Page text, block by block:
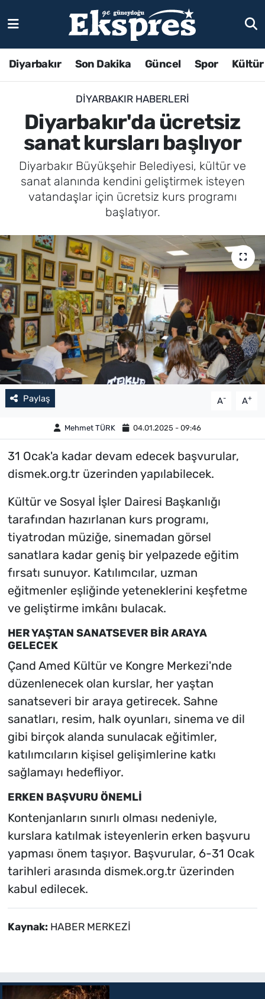
Diyarbakır Son Dakika Güncel Spor
DIYARBAKIR HABERLERI
Diyarbakır'da ücretsiz
sanat kursları başlıyor
Diyarbakır Büyükşehir Belediyesi, kültür ve
sanat alanında kendini geliştirmek isteyen
vatandaşlar için ücretsiz kurs programı
başlatıyor.
Paylaş A- A+
Mehmet TÜRK 04.01.2025 - 09:46
31 Ocak'a kadar devam edecek başvurular,
dismek.org.tr üzerinden yapılabilecek.
Kültür ve Sosyal İşler Dairesi Başkanlığı
tarafından hazırlanan kurs programı,
tiyatrodan müziğe, sinemadan görsel
sanatlara kadar geniş bir yelpazede eğitim
fırsatı sunuyor. Katılımcılar, uzman
eğitmenler eşliğinde yeteneklerini keşfetme
ve geliştirme imkânı bulacak.
HER YAŞTAN SANATSEVER BİR ARAYA
GELECEK
Çand Amed Kültür ve Kongre Merkezi'nde
düzenlenecek olan kurslar, her yaştan
sanatseveri bir araya getirecek. Sahne
sanatları, resim, halk oyunları, sinema ve dil
gibi birçok alanda sunulacak eğitimler,
katılımcıların kişisel gelişimlerine katkı
sağlamayı hedefliyor.
ERKEN BAŞVURU ÖNEMLİ
Kontenjanların sınırlı olması nedeniyle,
kurslara katılmak isteyenlerin erken başvuru
yapması önem taşıyor. Başvurular, 6-31 Ocak
tarihleri arasında dismek.org.tr üzerinden
kabul edilecek.
Kaynak: HABER MERKEZİ